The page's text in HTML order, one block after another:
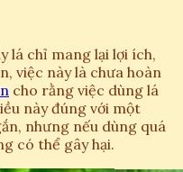
lá chỉ mang lại lợi ích,
việc này là chưa hoàn
cho rằng việc dùng lá
này đúng với một
nhưng nếu dùng quá
có thể gây hại.